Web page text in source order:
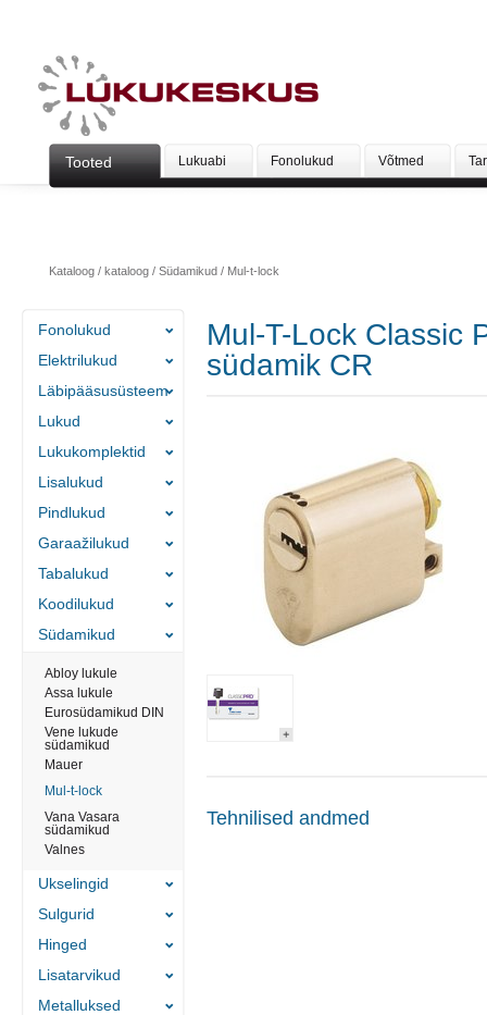
Tooted Lukuabi Fonolukud Võtmed
Kataloog/ kataloog/ Südamikud/ Mul-t-lock
Mul-T-Lock Classic
südamik CR
Tehnilised andmed
Fonolukud
Elektrilukud
Läbipääsusüsteem
Lukud
Lukukomplektid
Lisalukud
Pindlukud
Garaažilukud
Tabalukud
Koodilukud
Südamikud
Abloy lukule
Assa lukule
Eurosüdamikud DIN
Vene lukude
südamikud
Mauer
Mul-t-lock
Vana Vasara
südamikud
Valnes
Ukselingid
Sulgurid
Hinged
Lisatarvikud
Metalluksed